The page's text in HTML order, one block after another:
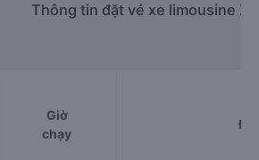
Thông tin đặt vé xe limousine
Giờ
chạy